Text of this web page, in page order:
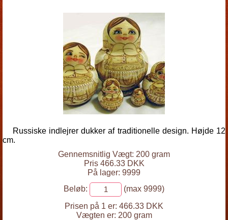
Russiske indlejrer dukker af traditionelle design. Højde 12
cm.
Gennemsnitlig Vægt: 200 gram
Pris 466.33 DKK
På lager: 9999
Beløb:
(max 9999)
Prisen på 1 er: 466.33 DKK
Vægten er: 200 gram